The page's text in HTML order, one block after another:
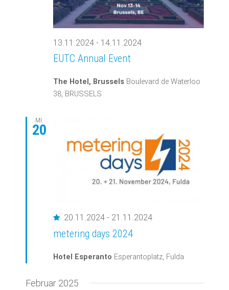
13.11.2024- 14.11.2024
EUTC Annual Event
The Hotel, Brussels Boulevard de Waterloo
38, BRUSSELS
MI.
20
Empfohlen
20.11.2024- 21.11.2024
metering days 2024
Hotel Esperanto Esperantoplatz, Fulda
Februar 2025